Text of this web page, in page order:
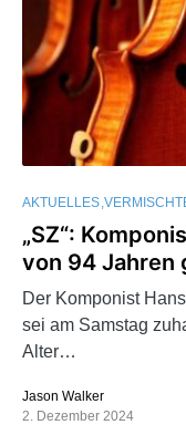
AKTUELLES
„SZ“:
von 94 Jahren
Der Komponist
sei am Samstag
Alter…
Jason Walker
2. Dezember 2024